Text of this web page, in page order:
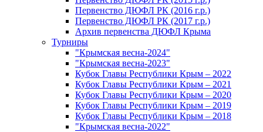
Первенство ДЮФЛ РК (2016 г.р.)
Первенство ДЮФЛ РК (2017 г.р.)
Архив первенства ДЮФЛ Крыма
Турниры
"Крымская весна-2024"
"Крымская весна-2023"
Кубок Главы Республики Крым – 2022
Кубок Главы Республики Крым – 2021
Кубок Главы Республики Крым – 2020
Кубок Главы Республики Крым – 2019
Кубок Главы Республики Крым – 2018
"Крымская весна-2022"